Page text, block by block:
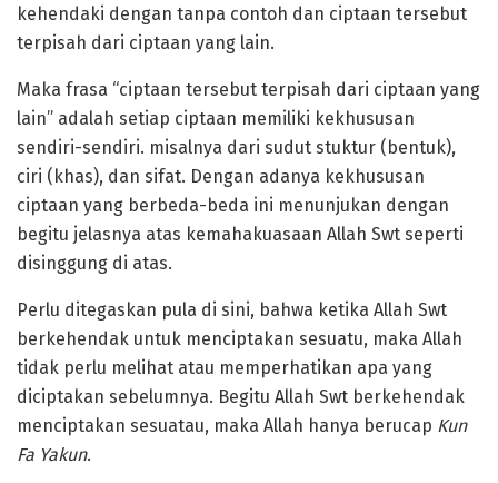
kehendaki dengan tanpa contoh dan ciptaan tersebut
terpisah dari ciptaan yang lain.
Maka frasa “ciptaan tersebut terpisah dari ciptaan yang
lain” adalah setiap ciptaan memiliki kekhususan
sendiri-sendiri. misalnya dari sudut stuktur (bentuk),
ciri (khas), dan sifat. Dengan adanya kekhususan
ciptaan yang berbeda-beda ini menunjukan dengan
begitu jelasnya atas kemahakuasaan Allah Swt seperti
disinggung di atas.
Perlu ditegaskan pula di sini, bahwa ketika Allah Swt
berkehendak untuk menciptakan sesuatu, maka Allah
tidak perlu melihat atau memperhatikan apa yang
diciptakan sebelumnya. Begitu Allah Swt berkehendak
menciptakan sesuatau, maka Allah hanya berucap Kun
Fa Yakun.